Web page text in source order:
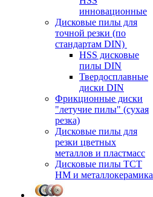
инновационные
Дисковые пилы для
точной резки (по
стандартам DIN)
HSS дисковые
пилы DIN
Твердосплавные
диски DIN
Фрикционные диски
"летучие пилы" (сухая
резка)
Дисковые пилы для
резки цветных
металлов и пластмасс
Дисковые пилы ТСТ
НМ и металлокерамика